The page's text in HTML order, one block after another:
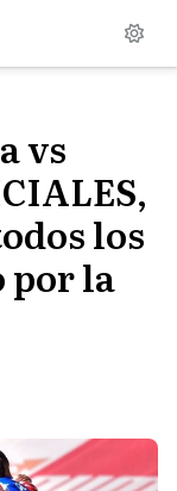
vs
los
por la